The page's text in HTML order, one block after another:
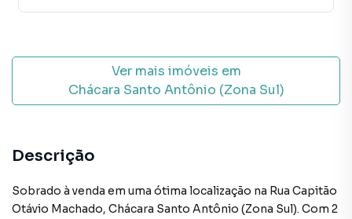
Ver mais imóveis em
Chácara Santo Antônio (Zona Sul)
Descrição
Sobrado à venda em uma ótima localização na Rua Capitão
Otávio Machado, Chácara Santo Antônio (Zona Sul). Com 2